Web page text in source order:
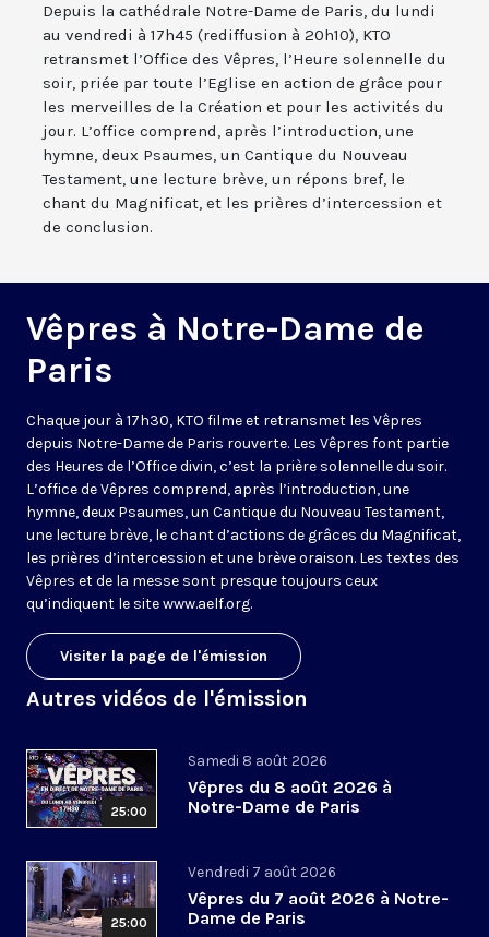
Depuis la cathédrale Notre-Dame de Paris, du lundi
au vendredi à 17h45 (rediffusion à 20h10), KTO
retransmet l’Office des Vêpres, l’Heure solennelle du
soir, priée par toute l’Eglise en action de grâce pour
les merveilles de la Création et pour les activités du
jour. L’office comprend, après l’introduction, une
hymne, deux Psaumes, un Cantique du Nouveau
Testament, une lecture brève, un répons bref, le
chant du Magnificat, et les prières d’intercession et
de conclusion.
Vêpres à Notre-Dame de
Paris
Chaque jour à 17h30, KTO filme et retransmet les Vêpres
depuis Notre-Dame de Paris rouverte. Les Vêpres font partie
des Heures de l’Office divin, c’est la prière solennelle du soir.
L’office de Vêpres comprend, après l’introduction, une
hymne, deux Psaumes, un Cantique du Nouveau Testament,
une lecture brève, le chant d’actions de grâces du Magnificat,
les prières d’intercession et une brève oraison. Les textes des
Vêpres et de la messe sont presque toujours ceux
qu’indiquent le sitewww.aelf.org.
Visiter la page de l'émission
Autres vidéos de l'émission
25:00
Samedi 8 août 2026
Vêpres du 8 août 2026 à
Notre-Dame de Paris
25:00
Vendredi 7 août 2026
Vêpres du 7 août 2026 à Notre-
Dame de Paris